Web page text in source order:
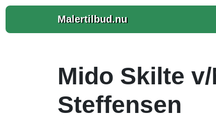
Malertilbud.nu
Mido Skilte
Steffensen